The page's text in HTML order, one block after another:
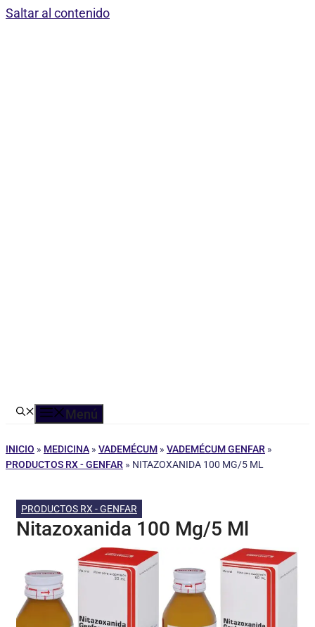
Saltar al contenido
Menú
INICIO » MEDICINA » VADEMÉCUM » VADEMÉCUM GENFAR »
PRODUCTOS RX - GENFAR » NITAZOXANIDA 100 MG/5 ML
PRODUCTOS RX - GENFAR
Nitazoxanida 100 Mg/5 Ml